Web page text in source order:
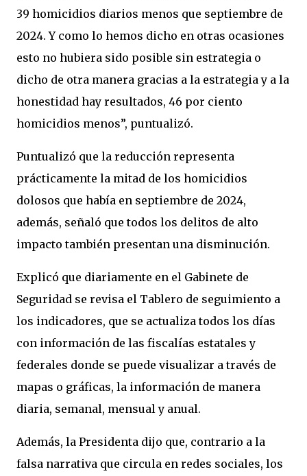
39 homicidios diarios menos que septiembre de
2024. Y como lo hemos dicho en otras ocasiones
esto no hubiera sido posible sin estrategia o
dicho de otra manera gracias a la estrategia y a la
honestidad hay resultados, 46 por ciento
homicidios menos”, puntualizó.
Puntualizó que la reducción representa
prácticamente la mitad de los homicidios
dolosos que había en septiembre de 2024,
además, señaló que todos los delitos de alto
impacto también presentan una disminución.
Explicó que diariamente en el Gabinete de
Seguridad se revisa el Tablero de seguimiento a
los indicadores, que se actualiza todos los días
con información de las fiscalías estatales y
federales donde se puede visualizar a través de
mapas o gráficas, la información de manera
diaria, semanal, mensual y anual.
Además, la Presidenta dijo que, contrario a la
falsa narrativa que circula en redes sociales, los